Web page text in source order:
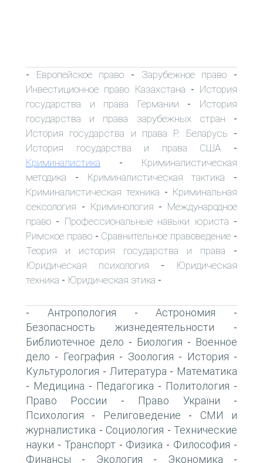
- Европейское право - Зарубежное право -
Инвестиционное право Казахстана - История
государства и права Германии - История
государства и права зарубежных стран -
История государства и права Р. Беларусь -
История государства и права США -
Криминалистика - Криминалистическая
методика - Криминалистическая тактика -
Криминалистическая техника - Криминальная
сексология - Криминология - Международное
право - Профессиональные навыки юриста -
Римское право- Сравнительное правоведение -
Теория и история государства и права -
Юридическая психология -
Юридическая
техника - Юридическая этика -
- Антропология -Астрономия -
Безопасность жизнедеятельности -
Библиотечное дело - Биология - Военное
дело - География - Зоология - История -
Культурология - Литература - Математика
- Медицина - Педагогика - Политология -
Право России - Право України -
Психология - Религоведение - СМИ и
журналистика - Социология - Технические
науки - Транспорт- Физика - Философия -
Финансы - Экология - Экономика -